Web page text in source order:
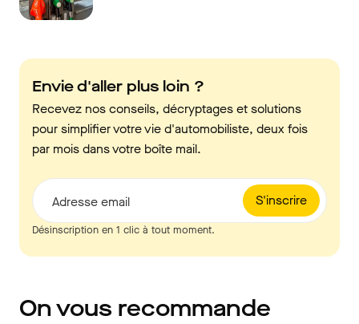
Envie d'aller plus loin ?
Recevez nos conseils, décryptages et solutions
pour simplifier votre vie d'automobiliste, deux fois
par mois dans votre boîte mail.
S'inscrire
Adresse email
Désinscription en 1 clic à tout moment.
On vous recommande